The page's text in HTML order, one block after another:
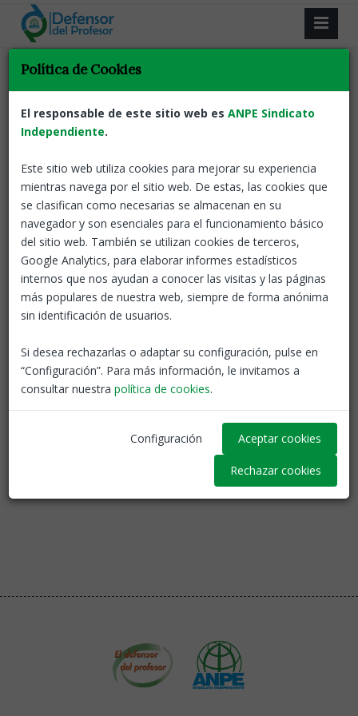
Resultado de la búsqueda.
Volver
ANPE lanza un decálogo para la gestión
del estrés docente en tiempos de COVID
ANPE-Madrid 01 Dic, 2020
Desde el servicio del
Defensor del Profesor de
ANPE venimos observando un aumento de las
enfermedades asociadas al estrés y la ansiedad y,
como consecuencia, un incremento de las bajas
laborales.
Notas de prensa Defensor del profesor
Política de Cookies
El responsable de este sitio web es ANPE Sindicato
Independiente.
Este sitio web utiliza cookies para mejorar su experiencia
mientras navega por el sitio web. De estas, las cookies que
se clasifican como necesarias se almacenan en su
navegador y son esenciales para el funcionamiento básico
del sitio web. También se utilizan cookies de terceros,
Google Analytics, para elaborar informes estadísticos
internos que nos ayudan a conocer las visitas y las páginas
más populares de nuestra web, siempre de forma anónima
sin identificación de usuarios.
Si desea rechazarlas o adaptar su configuración, pulse en
“Configuración”. Para más información, le invitamos a
consultar nuestra política de cookies.
Configuración Aceptar cookies
Rechazar cookies